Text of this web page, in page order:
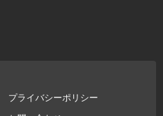
プライバシーポリシー